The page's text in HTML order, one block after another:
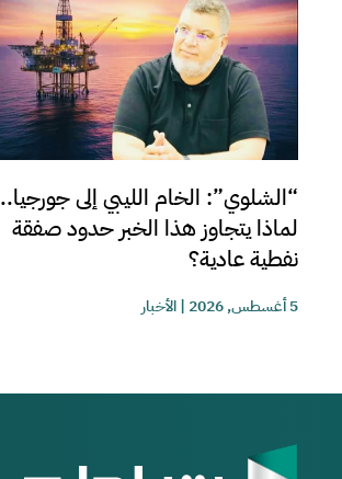
“الشلوي”: الخام الليبي إلى جورجيا..
لماذا يتجاوز هذا الخبر حدود صفقة
نفطية عادية؟
5 أغسطس, 2026 |الأخبار